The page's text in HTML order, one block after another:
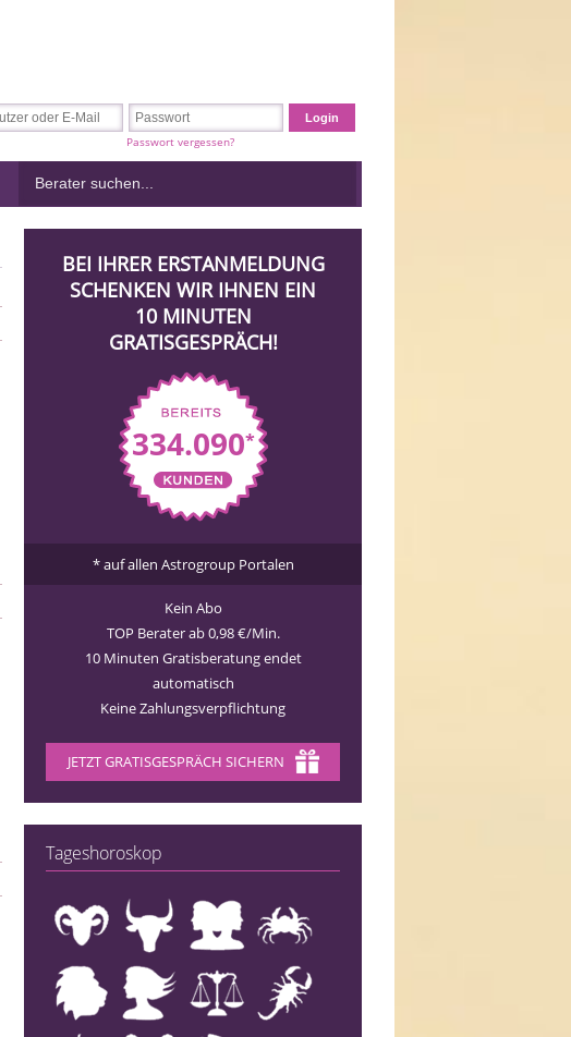
Passwort vergessen?
BEI IHRER ERSTANMELDUNG
SCHENKEN WIR IHNEN EIN
10 MINUTEN
GRATISGESPRÄCH!
334.090*
* auf allen Astrogroup Portalen
Kein Abo
TOP Berater ab 0,98 €/Min.
10 Minuten Gratisberatung endet
automatisch
Keine Zahlungsverpflichtung
JETZT GRATISGESPRÄCH SICHERN
Tageshoroskop